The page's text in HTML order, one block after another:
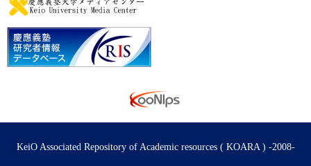
KeiO Associated Repository of Academic resources ( KOARA ) -2008-